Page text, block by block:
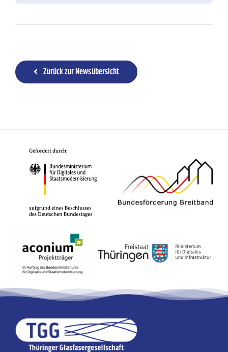
Zurück zur Newsübersicht